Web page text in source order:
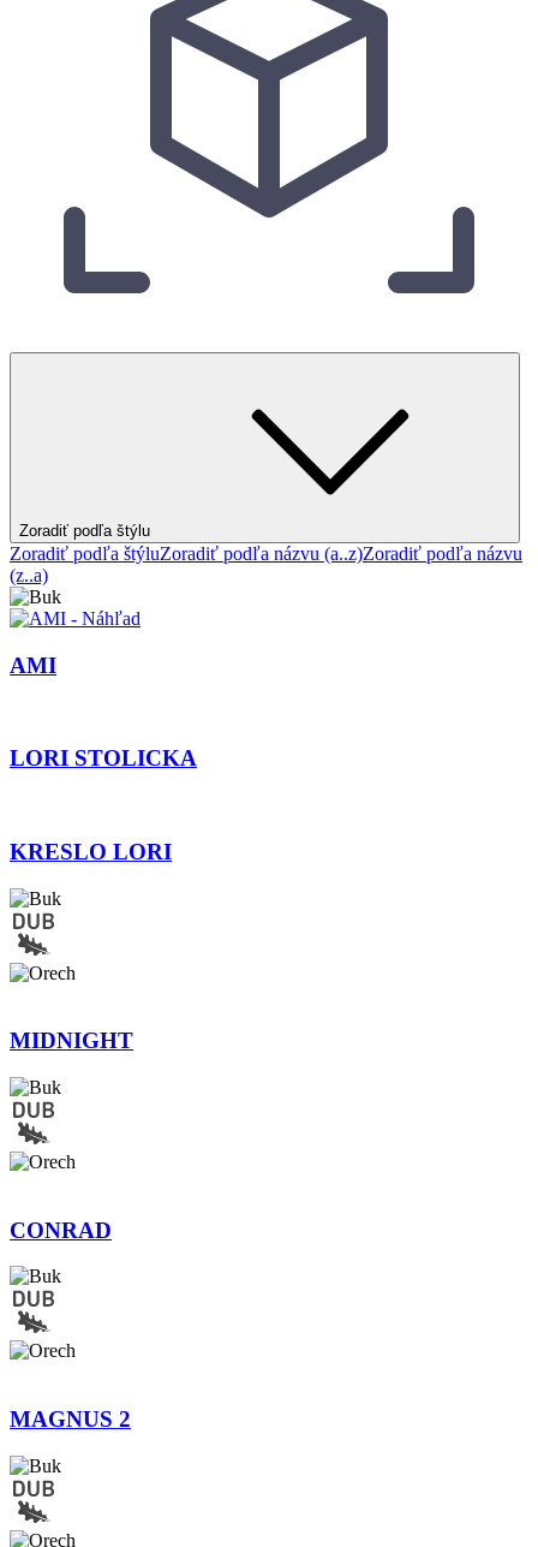
Zoradiť podľa štýlu
Zoradiť podľa štýluZoradiť podľa názvu (a..z)Zoradiť podľa názvu
(z..a)
AMI
LORI STOLICKA
KRESLO LORI
MIDNIGHT
CONRAD
MAGNUS 2